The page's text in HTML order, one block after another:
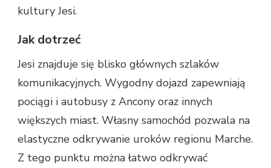
kultury Jesi.
Jak dotrzeć
Jesi znajduje się blisko głównych szlaków
komunikacyjnych. Wygodny dojazd zapewniają
pociągi i autobusy z Ancony oraz innych
większych miast. Własny samochód pozwala na
elastyczne odkrywanie uroków regionu Marche.
Z tego punktu można łatwo odkrywać